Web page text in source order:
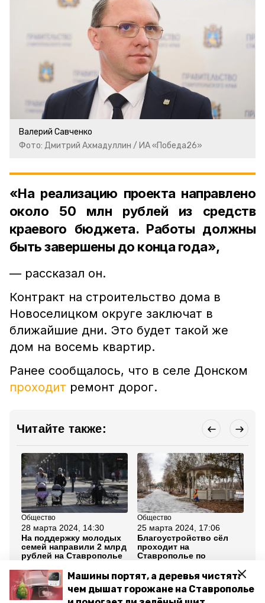
Машины портят, а деревья чистят:
чем дышат горожане на Ставрополье
Валерий Савченко
Фото: Дмитрий Ахмадуллин / ИА «Победа26»
«На реализацию проекта направлено
около 50 млн рублей из средств
краевого бюджета. Работы должны
быть завершены до конца года»,
— рассказал он.
Контракт на строительство дома в
Новоселицком округе заключат в
ближайшие дни. Это будет такой же
дом на восемь квартир.
Ранее сообщалось, что в селе Донском
проходит ремонт дорог.
Читайте также:
Общество
28 марта 2024, 14:30
На поддержку молодых
семей направили 2 млрд
рублей на Ставрополье
Общество
25 марта 2024, 17:06
Благоустройство сёл
проходит на
Ставрополье по
Все новости